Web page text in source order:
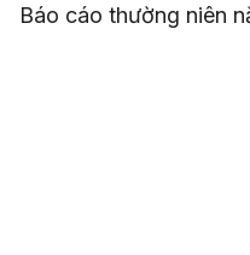
Báo cáo thường niên